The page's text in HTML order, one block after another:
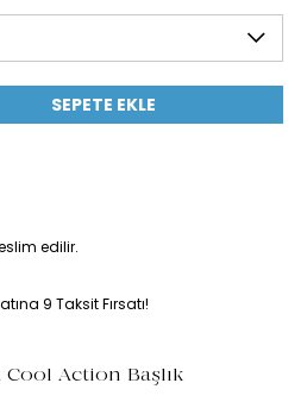
SEPETE EKLE
edilir.
9 Taksit Fırsatı!
Cool Action Başlık